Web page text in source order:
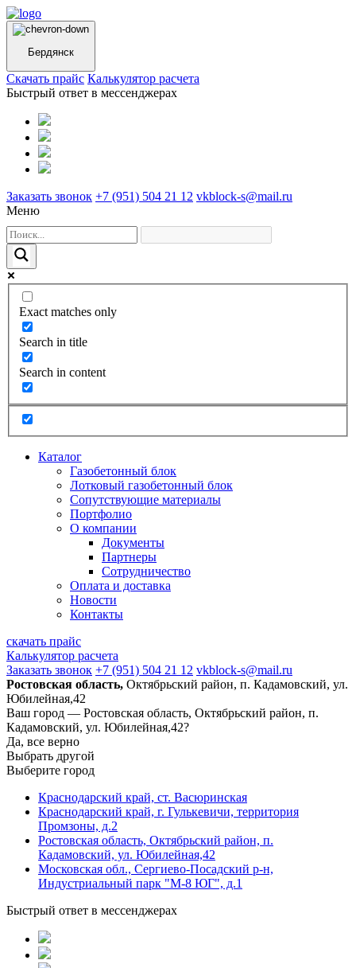
Бердянск
Cкачать прайс Калькулятор расчета
Быстрый ответ в мессенджерах
Заказать звонок +7 (951) 504 21 12 vkblock-s@mail.ru
Меню
Exact matches only
Search in title
Search in content
Каталог
Газобетонный блок
Лотковый газобетонный блок
Сопутствующие материалы
Портфолио
О компании
Документы
Партнеры
Сотрудничество
Оплата и доставка
Новости
Контакты
скачать прайс
Калькулятор расчета
Заказать звонок +7 (951) 504 21 12 vkblock-s@mail.ru
Ростовская область, Октябрьский район, п. Кадамовский, ул.
Юбилейная,42
Ваш город — Ростовская область, Октябрьский район, п.
Кадамовский, ул. Юбилейная,42?
Да, все верно
Выбрать другой
Выберите город
Краснодарский край, ст. Васюринская
Краснодарский край, г. Гулькевичи, территория
Промзоны, д.2
Ростовская область, Октябрьский район, п.
Кадамовский, ул. Юбилейная,42
Московская обл., Сергиево-Посадский р-н,
Индустриальный парк "М-8 ЮГ", д.1
Быстрый ответ в мессенджерах